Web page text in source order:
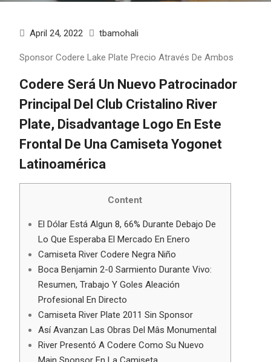
April 24, 2022 tbamohali
Sponsor Codere Lake Plate Precio Através De Ambos
Codere Será Un Nuevo Patrocinador
Principal Del Club Cristalino River
Plate, Disadvantage Logo En Este
Frontal De Una Camiseta Yogonet
Latinoamérica
Content
El Dólar Está Algun 8, 66% Durante Debajo De
Lo Que Esperaba El Mercado En Enero
Camiseta River Codere Negra Niño
Boca Benjamin 2-0 Sarmiento Durante Vivo:
Resumen, Trabajo Y Goles Aleación
Profesional En Directo
Camiseta River Plate 2011 Sin Sponsor
Así Avanzan Las Obras Del Mâs Monumental
River Presentó A Codere Como Su Nuevo